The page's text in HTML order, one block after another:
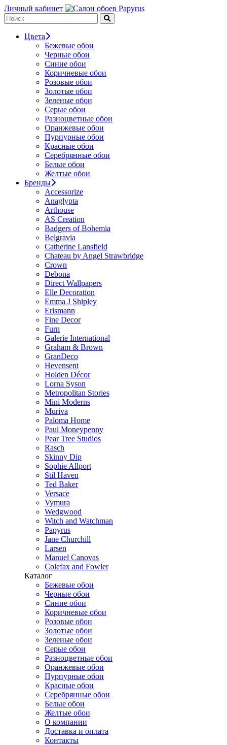
Личный кабинет
Цвета
Бежевые обои
Черные обои
Синие обои
Коричневые обои
Розовые обои
Золотые обои
Зеленые обои
Серые обои
Разноцветные обои
Оранжевые обои
Пурпурные обои
Красные обои
Серебрянные обои
Белые обои
Желтые обои
Бренды
Accessorize
Anaglypta
Arthouse
AS Creation
Badgers of Bohemia
Belgravia
Catherine Lansfield
Chateau by Angel Strawbridge
Crown
Debona
Direct Wallpapers
Elle Decoration
Emma J Shipley
Erismann
Fine Decor
Furn
Galerie International
Graham & Brown
GranDeco
Hevensent
Holden Décor
Lorna Syson
Metropolitan Stories
Mini Moderns
Muriva
Paloma Home
Paul Moneypenny
Pear Tree Studios
Rasch
Skinny Dip
Sophie Allport
Stil Haven
Ted Baker
Versace
Vymura
Wedgwood
Witch and Watchman
Papyrus
Jane Churchill
Larsen
Manuel Canovas
Colefax and Fowler
Каталог
Бежевые обои
Черные обои
Синие обои
Коричневые обои
Розовые обои
Золотые обои
Зеленые обои
Серые обои
Разноцветные обои
Оранжевые обои
Пурпурные обои
Красные обои
Серебрянные обои
Белые обои
Желтые обои
О компании
Доставка и оплата
Контакты